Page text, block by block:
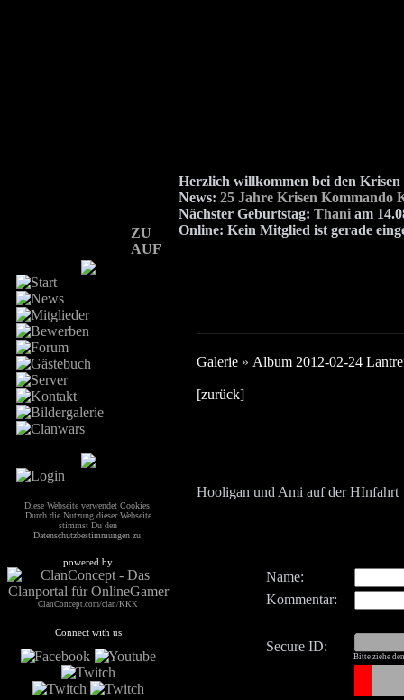
ZU
AUF
Herzlich willkommen bei den
News: 25 Jahre Krisen Kommando
Nächster Geburtstag: Thani am
Online: Kein Mitglied ist gerade
Diese Webseite verwendet Cookies.
Durch die Nutzung dieser Webseite
stimmst Du den
Datenschutzbestimmungen zu.
powered by
ClanConcept.com/clan/KKK
Connect with us
Galerie » Album 2012-02-24
[zurück]
Hooligan und Ami auf der HInfahrt
Name:
Kommentar:
Secure ID:
Bitte ziehe